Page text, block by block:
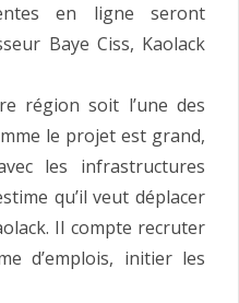
en ligne seront
Baye Ciss, Kaolack
région soit l’une des
le projet est grand,
les infrastructures
qu’il veut déplacer
Il compte recruter
d’emplois, initier les